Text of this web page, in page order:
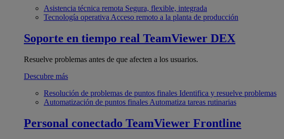
Asistencia técnica remota Segura, flexible, integrada
Tecnología operativa Acceso remoto a la planta de producción
Soporte en tiempo real TeamViewer DEX
Resuelve problemas antes de que afecten a los usuarios.
Descubre más
Resolución de problemas de puntos finales Identifica y resuelve problemas
Automatización de puntos finales Automatiza tareas rutinarias
Personal conectado TeamViewer Frontline